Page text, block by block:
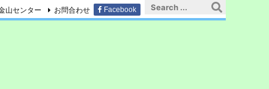
山センター お問合わせ Facebook